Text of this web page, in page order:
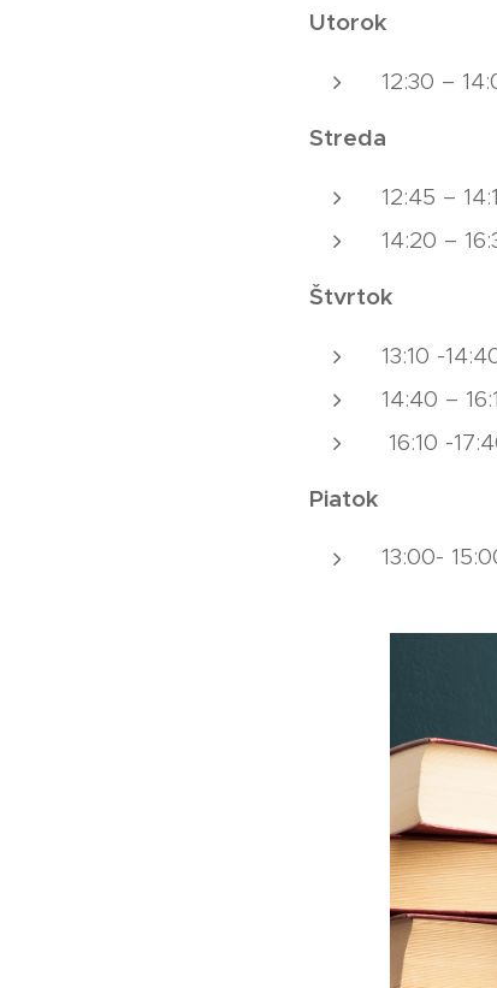
Utorok
12:30 –
Streda
12:45 –
14:20 –
Štvrtok
13:10 -
14:40 –
16:10 -
Piatok
13:00-